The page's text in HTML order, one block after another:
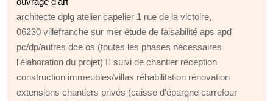
architecte dplg atelier capelier 1 rue de la victoire,
06230 villefranche sur mer étude de faisabilité aps apd
pc/dp/autres dce os (toutes les phases nécessaires
l'élaboration du projet)  suivi de chantier réception
construction immeubles/villas réhabilitation rénovation
extensions chantiers privés (caisse d'épargne carrefour